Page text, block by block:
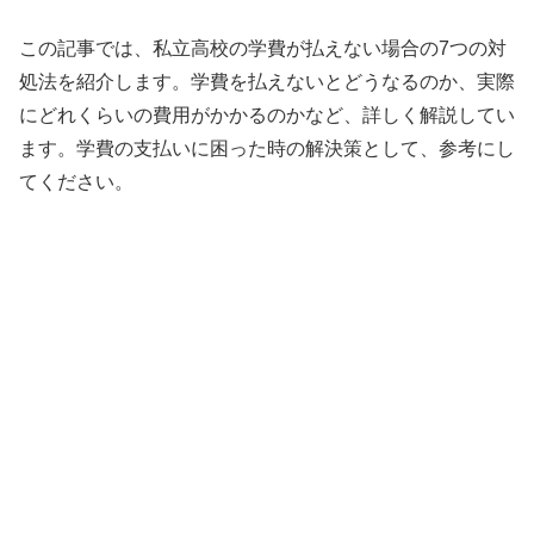
この記事では、私立高校の学費が払えない場合の7つの対
処法を紹介します。学費を払えないとどうなるのか、実際
にどれくらいの費用がかかるのかなど、詳しく解説してい
ます。学費の支払いに困った時の解決策として、参考にし
てください。